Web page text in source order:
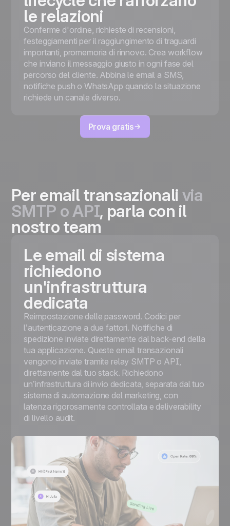
le relazioni
Conferme d'ordine, richieste di recensioni,
festeggiamenti per il raggiungimento di traguardi
importanti, promemoria di rinnovo. Crea workflow
che inviano il messaggio giusto in ogni fase del
percorso del cliente. Abbina le email a SMS,
notifiche push o WhatsApp quando la situazione
richiede un canale diverso.
Prova gratis
Per email transazionali via
SMTP o API, parla con il
nostro team
Le email di sistema
richiedono
un'infrastruttura
dedicata
Reimpostazione delle password. Codici per
l’autenticazione a due fattori. Notifiche di
spedizione inviate direttamente dal back-end della
tua applicazione. Queste email transazionali
vengono inviate tramite relay SMTP o API,
direttamente dal tuo stack. Richiedono
un’infrastruttura di invio dedicata, separata dal tuo
sistema di automazione del marketing, con
latenza rigorosamente controllata e deliverability
di livello audit.